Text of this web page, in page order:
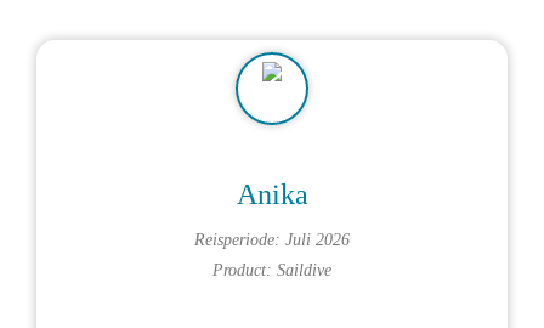
Anika
Reisperiode: Juli 2026
Product: Saildive